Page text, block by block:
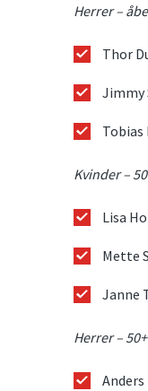
Herrer –
Thor
Jimmy
Tobias
Kvinder –
Lisa
Mette
Janne
Herrer – 50+